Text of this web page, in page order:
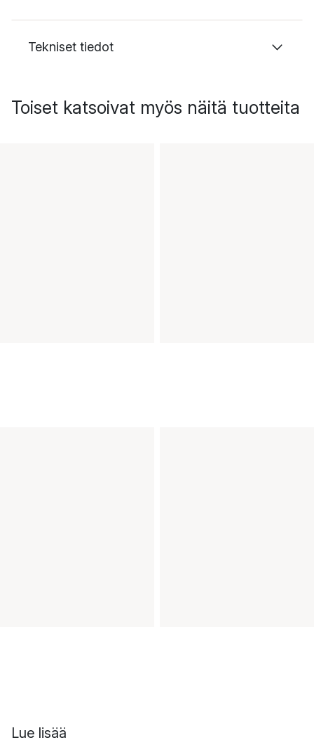
Tekniset tiedot
Toiset katsoivat myös näitä tuotteita
Lue lisää